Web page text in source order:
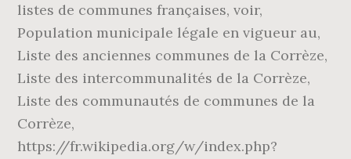
listes de communes françaises, voir,
Population municipale légale en vigueur au,
Liste des anciennes communes de la Corrèze,
Liste des intercommunalités de la Corrèze,
Liste des communautés de communes de la
Corrèze,
https://fr.wikipedia.org/w/index.php?